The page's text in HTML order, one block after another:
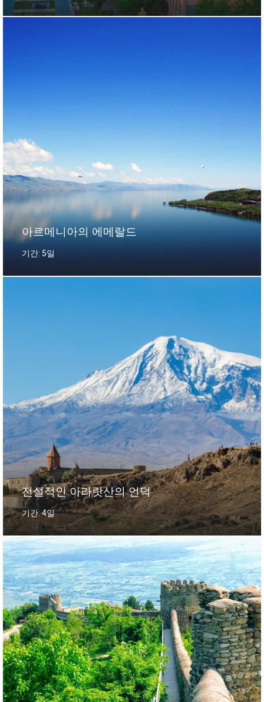
아르메니아의 에메랄드
기간: 5일
전설적인 아라랏산의 언덕
기간: 4일